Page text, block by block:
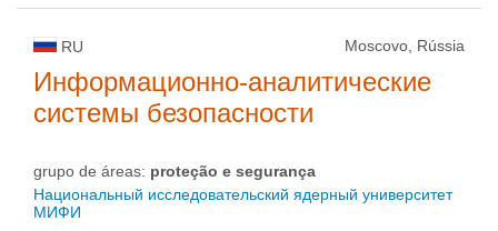
RU Moscovo, Rússia
Информационно-аналитические
системы безопасности
grupo de áreas: proteção e segurança
Национальный исследовательский ядерный университет
МИФИ